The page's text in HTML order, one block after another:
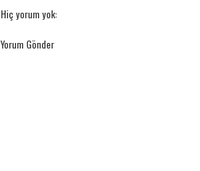
Hiç yorum yok:
Yorum Gönder